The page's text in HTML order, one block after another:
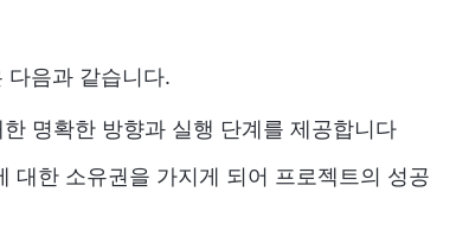
다음과 같습니다.
명확한 방향과 실행 단계를 제공합니다
대한 소유권을 가지게 되어 프로젝트의 성공